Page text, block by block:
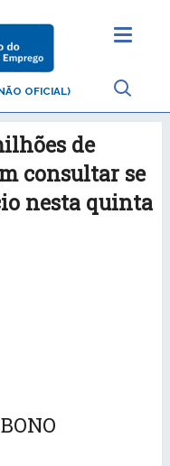
OFICIAL)
de
consultar se
nesta quinta